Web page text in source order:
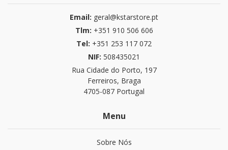
Email: geral@kstarstore.pt
Tlm: +351 910 506 606
Tel: +351 253 117 072
NIF: 508435021
Rua Cidade do Porto, 197
Ferreiros, Braga
4705-087 Portugal
Menu
Sobre Nós